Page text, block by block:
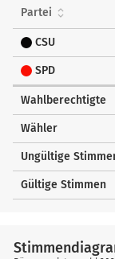
Partei
CSU
SPD
Wahlberechtigte
Wähler
Ungültige
Gültige Stimmen